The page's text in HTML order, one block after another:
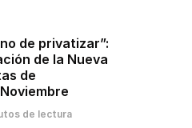
de privatizar”:
de la Nueva
de
de lectura